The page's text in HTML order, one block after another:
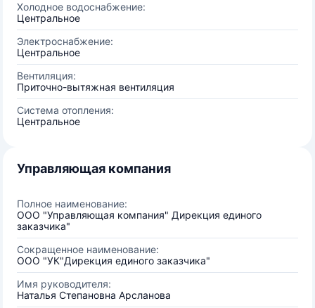
Холодное водоснабжение:
Центральное
Электроснабжение:
Центральное
Вентиляция:
Приточно-вытяжная вентиляция
Система отопления:
Центральное
Управляющая компания
Полное наименование:
ООО "Управляющая компания" Дирекция единого
заказчика"
Сокращенное наименование:
ООО "УК"Дирекция единого заказчика"
Имя руководителя:
Наталья Степановна Арсланова